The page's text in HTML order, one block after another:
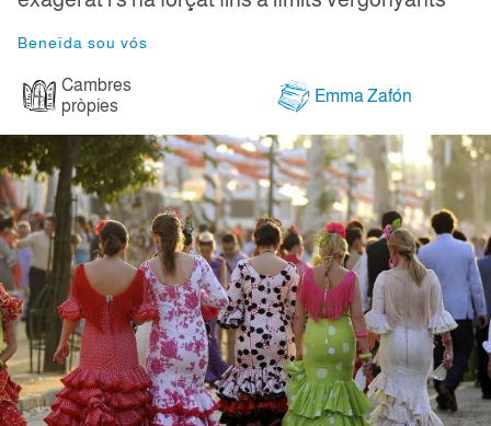
Beneïda sou vós
Cambres
pròpies
Emma Zafón